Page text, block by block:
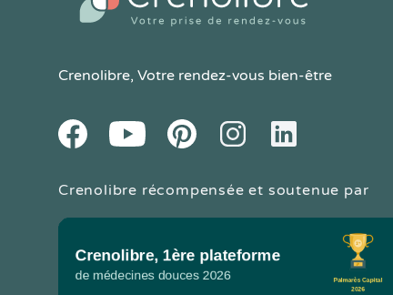
Crenolibre, Votre rendez-vous bien-être
FacebookYoutube PinteresetInstagramLinkedIn
Crenolibre récompensée et soutenue par